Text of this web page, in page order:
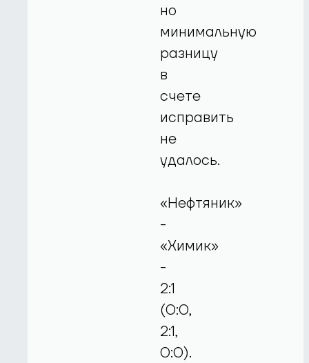
но
минимальную
разницу
в
счете
исправить
не
удалось.
«Нефтяник»
-
«Химик»
-
2:1
(0:0,
2:1,
0:0).